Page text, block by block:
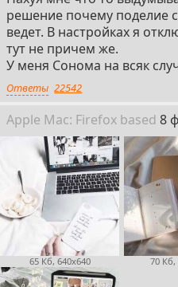
решение почему поделие
ведет. В настройках я
тут не причем же.
У меня Сонома на всяк
Ответы 22542
Apple Mac: Firefox based 78
8
65 Кб, 640x640 70 Кб,